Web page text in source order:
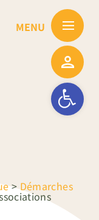
Ouvrir la
>Démarches